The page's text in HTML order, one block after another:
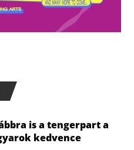
is a tengerpart a
kedvence